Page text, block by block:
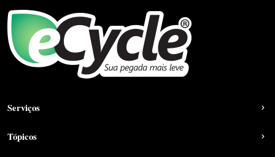
Serviços
Tópicos